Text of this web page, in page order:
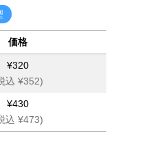
価格
¥320
込 ¥352)
¥430
込 ¥473)